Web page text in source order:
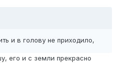
и в голову не приходило,
его и с земли прекрасно